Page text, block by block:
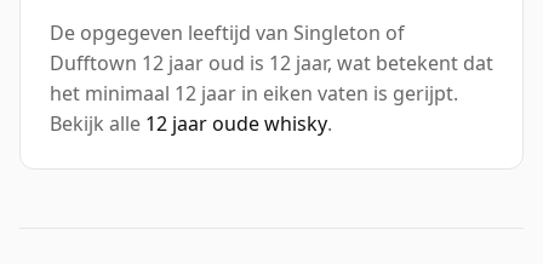
De opgegeven leeftijd van Singleton of
Dufftown 12 jaar oud is 12 jaar, wat betekent dat
het minimaal 12 jaar in eiken vaten is gerijpt.
Bekijk alle 12 jaar oude whisky.